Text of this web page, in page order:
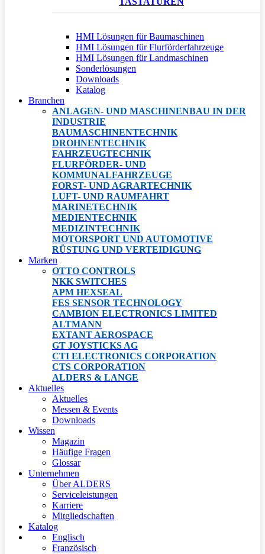
HMI Lösungen für Baumaschinen
HMI Lösungen für Flurförderfahrzeuge
HMI Lösungen für Landmaschinen
Sonderlösungen
Downloads
Katalog
Branchen
ANLAGEN- UND MASCHINENBAU IN DER
INDUSTRIE
BAUMASCHINENTECHNIK
DROHNENTECHNIK
FAHRZEUGTECHNIK
FLURFÖRDER- UND
KOMMUNALFAHRZEUGE
FORST- UND AGRARTECHNIK
LUFT- UND RAUMFAHRT
MARINETECHNIK
MEDIENTECHNIK
MEDIZINTECHNIK
MOTORSPORT UND AUTOMOTIVE
RÜSTUNG UND VERTEIDIGUNG
Marken
OTTO CONTROLS
NKK SWITCHES
APM HEXSEAL
FES SENSOR TECHNOLOGY
CAMBION ELECTRONICS LIMITED
ALTMANN
EXTANT AEROSPACE
GT JOYSTICKS AG
CTI ELECTRONICS CORPORATION
CTS CORPORATION
ALDERS & LANGE
Aktuelles
Aktuelles
Messen & Events
Downloads
Wissen
Magazin
Häufige Fragen
Glossar
Unternehmen
Über ALDERS
Serviceleistungen
Karriere
Mitgliedschaften
Katalog
Englisch
Französisch